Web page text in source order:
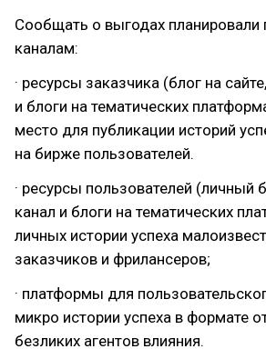
Сообщать о выгодах планировали
каналам:
· ресурсы заказчика (блог на
и блоги на тематических
место для публикации историй
на бирже пользователей.
· ресурсы пользователей (личный
канал и блоги на тематических
личных истории успеха
заказчиков и фрилансеров;
· платформы для
микро истории успеха в формате
безликих агентов влияния.